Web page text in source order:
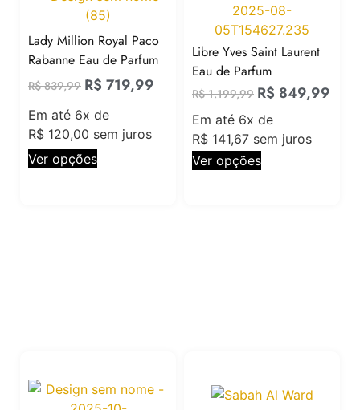
Lady Million Royal Paco
Rabanne Eau de Parfum
R$839,99 R$719,99
Em até 6x de
R$ 120,00 sem juros
Ver opções
Libre Yves Saint Laurent
Eau de Parfum
R$1.199,99 R$ 849,99
Em até 6x de
R$ 141,67 sem juros
Ver opções